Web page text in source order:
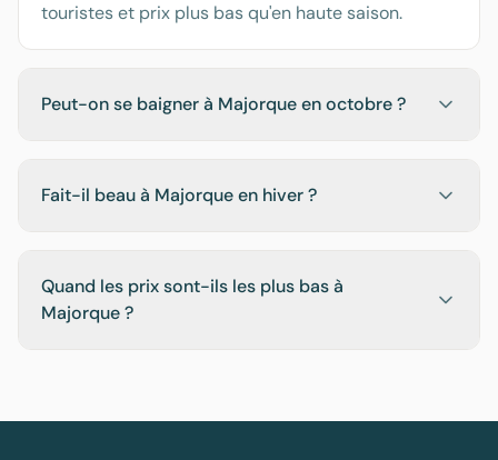
touristes et prix plus bas qu'en haute saison.
Peut-on se baigner à Majorque en octobre ?
Fait-il beau à Majorque en hiver ?
Quand les prix sont-ils les plus bas à
Majorque ?